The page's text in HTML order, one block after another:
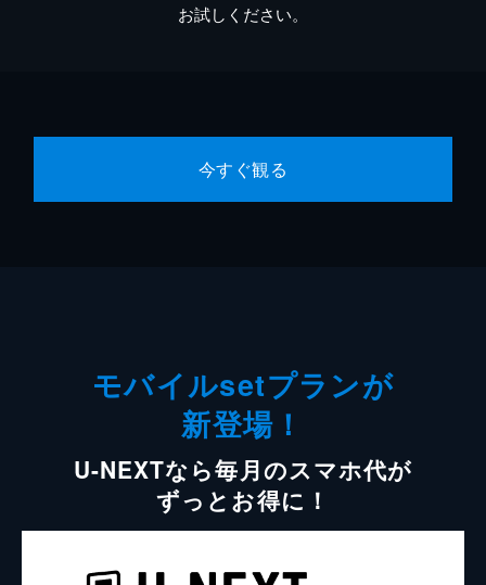
お試しください。
今すぐ観る
モバイルsetプランが
新登場！
U-NEXTなら毎月のスマホ代が
ずっとお得に！